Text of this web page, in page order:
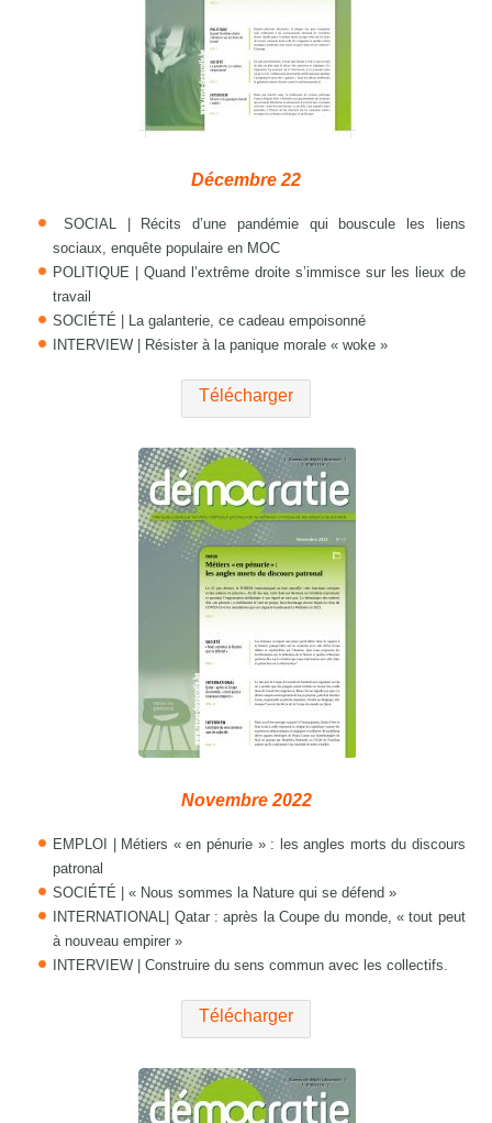
Décembre 22
SOCIAL | Récits d’une pandémie qui bouscule les liens
sociaux, enquête populaire en MOC
POLITIQUE | Quand l’extrême droite s’immisce sur les lieux de
travail
SOCIÉTÉ | La galanterie, ce cadeau empoisonné
INTERVIEW | Résister à la panique morale « woke »
Télécharger
Novembre 2022
EMPLOI | Métiers « en pénurie » : les angles morts du discours
patronal
SOCIÉTÉ | « Nous sommes la Nature qui se défend »
INTERNATIONAL| Qatar : après la Coupe du monde, « tout peut
à nouveau empirer »
INTERVIEW | Construire du sens commun avec les collectifs.
Télécharger